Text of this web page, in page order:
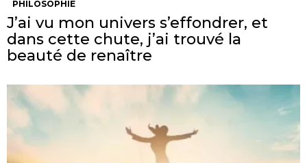
PHILOSOPHIE
J’ai vu mon univers s’effondrer, et
dans cette chute, j’ai trouvé la
beauté de renaître